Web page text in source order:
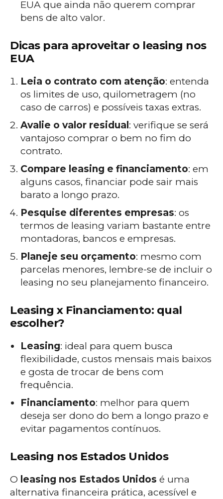
EUA que ainda não querem comprar
bens de alto valor.
Dicas para aproveitar o leasing nos
EUA
Leia o contrato com atenção: entenda
os limites de uso, quilometragem (no
caso de carros) e possíveis taxas extras.
Avalie o valor residual : verifique se será
vantajoso comprar o bem no fim do
contrato.
Compare leasing e financiamento: em
alguns casos, financiar pode sair mais
barato a longo prazo.
Pesquise diferentes empresas: os
termos de leasing variam bastante entre
montadoras, bancos e empresas.
Planeje seu orçamento: mesmo com
parcelas menores, lembre-se de incluir o
leasing no seu planejamento financeiro.
Leasing x Financiamento: qual
escolher?
Leasing: ideal para quem busca
flexibilidade, custos mensais mais baixos
e gosta de trocar de bens com
frequência.
Financiamento: melhor para quem
deseja ser dono do bem a longo prazo e
evitar pagamentos contínuos.
Leasing nos Estados Unidos
O leasing nos Estados Unidos é uma
alternativa financeira prática, acessível e